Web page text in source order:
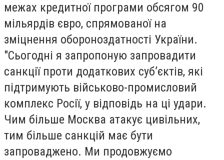
межах кредитної програми обсягом 90
мільярдів євро, спрямованої на
зміцнення обороноздатності України.
"Сьогодні я запропоную запровадити
санкції проти додаткових суб’єктів, які
підтримують військово-промисловий
комплекс Росії, у відповідь на ці удари.
Чим більше Москва атакує цивільних,
тим більше санкцій має бути
запроваджено. Ми продовжуємо